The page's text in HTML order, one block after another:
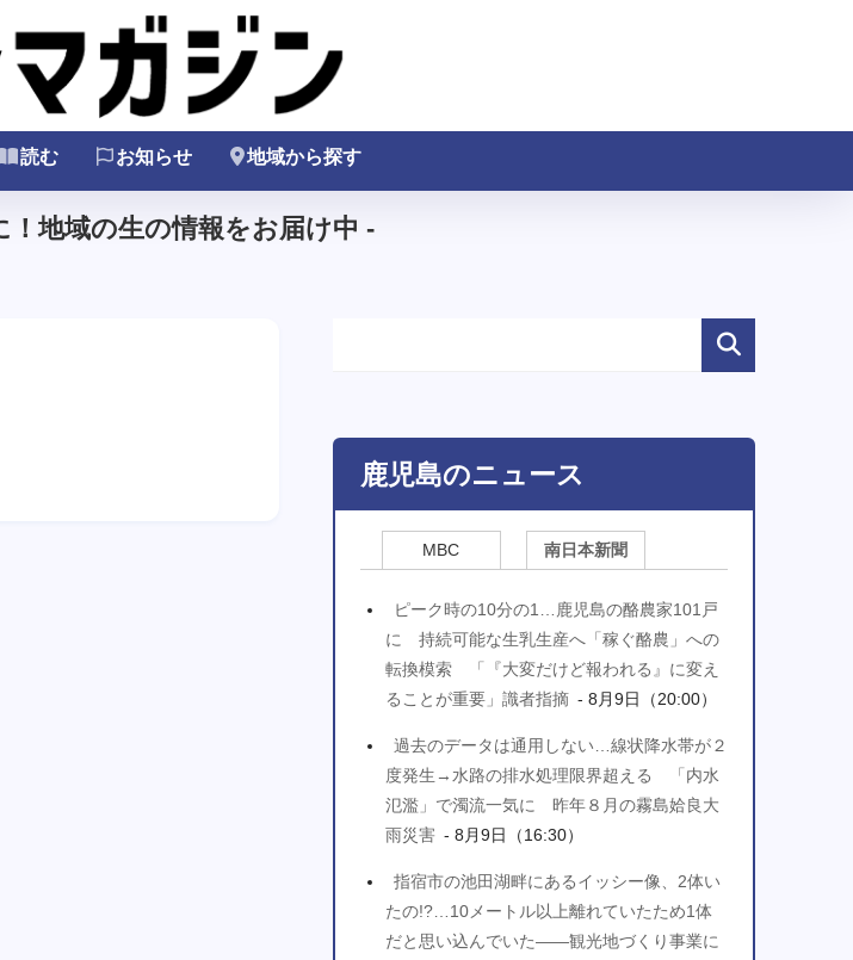
読む お知らせ 地域から探す
地域の生の情報をお届け中 -
鹿児島のニュース
MBC 南日本新聞
ピーク時の10分の1…鹿児島の酪農家101戸
に 持続可能な生乳生産へ「稼ぐ酪農」への
転換模索 「『大変だけど報われる』に変え
ることが重要」識者指摘 - 8月9日（20:00）
過去のデータは通用しない…線状降水帯が２
度発生→水路の排水処理限界超える 「内水
氾濫」で濁流一気に 昨年８月の霧島姶良大
雨災害 - 8月9日（16:30）
指宿市の池田湖畔にあるイッシー像、2体い
たの!?…10メートル以上離れていたため1体
だと思い込んでいた――観光地づくり事業に